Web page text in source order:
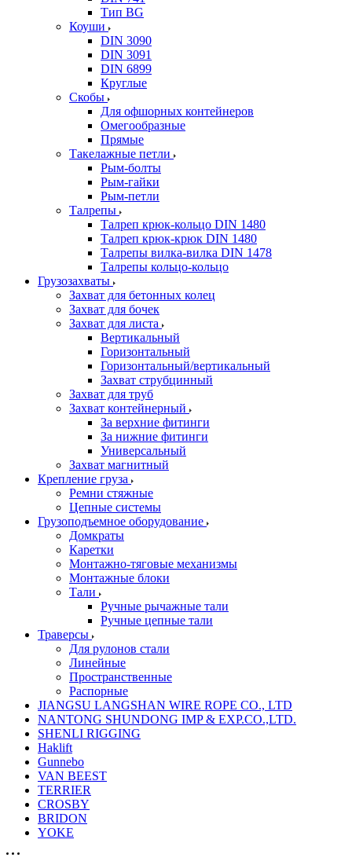
Тип BG
Коуши
DIN 3090
DIN 3091
DIN 6899
Круглые
Скобы
Для офшорных контейнеров
Омегообразные
Прямые
Такелажные петли
Рым-болты
Рым-гайки
Рым-петли
Талрепы
Талреп крюк-кольцо DIN 1480
Талреп крюк-крюк DIN 1480
Талрепы вилка-вилка DIN 1478
Талрепы кольцо-кольцо
Грузозахваты
Захват для бетонных колец
Захват для бочек
Захват для листа
Вертикальный
Горизонтальный
Горизонтальный/вертикальный
Захват струбцинный
Захват для труб
Захват контейнерный
За верхние фитинги
За нижние фитинги
Универсальный
Захват магнитный
Крепление груза
Ремни стяжные
Цепные системы
Грузоподъемное оборудование
Домкраты
Каретки
Монтажно-тяговые механизмы
Монтажные блоки
Тали
Ручные рычажные тали
Ручные цепные тали
Траверсы
Для рулонов стали
Линейные
Пространственные
Распорные
JIANGSU LANGSHAN WIRE ROPE CO., LTD
NANTONG SHUNDONG IMP & EXP.CO.,LTD.
SHENLI RIGGING
Haklift
Gunnebo
VAN BEEST
TERRIER
CROSBY
BRIDON
YOKE